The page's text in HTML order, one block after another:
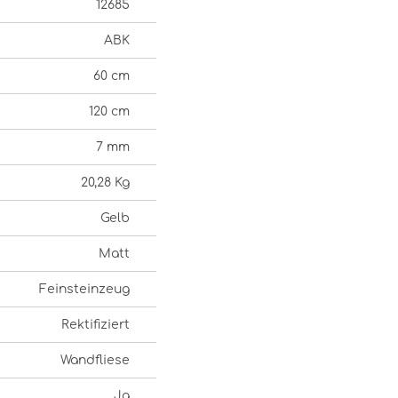
12685
ABK
60 cm
120 cm
7 mm
20,28 Kg
Gelb
Matt
Feinsteinzeug
Rektifiziert
Wandfliese